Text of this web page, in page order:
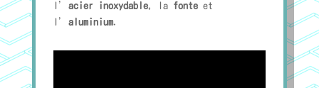
l’ acier inoxydable, la fonteet
l’ aluminium.